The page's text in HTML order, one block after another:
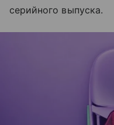
серийного выпуска.